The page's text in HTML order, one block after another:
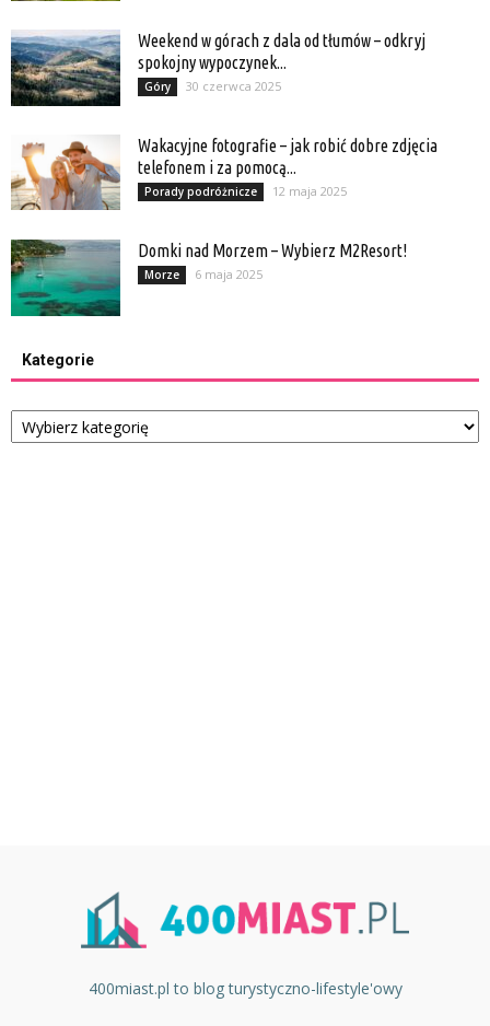
Weekend w górach z dala od tłumów – odkryj
spokojny wypoczynek...
Góry 30 czerwca 2025
Wakacyjne fotografie – jak robić dobre zdjęcia
telefonem i za pomocą...
Porady podróżnicze 12 maja 2025
Domki nad Morzem – Wybierz M2Resort!
Morze 6 maja 2025
Kategorie
Kategorie
400miast.pl to blog turystyczno-lifestyle'owy